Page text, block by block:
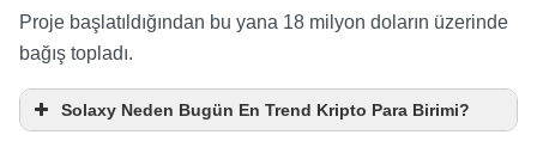
Proje başlatıldığından bu yana 18 milyon doların üzerinde
bağış topladı.
Solaxy Neden Bugün En Trend Kripto Para Birimi?